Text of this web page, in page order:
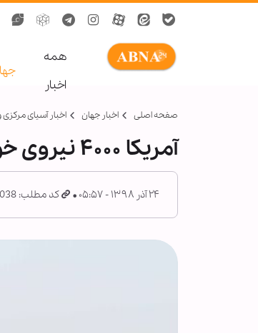
همه
اخبار
صفحه اصلی اخبار جهان اخبار آسیای مرکزی
آمریکا ۴۰۰۰ نیروی خود را از افغانستان خارج می‌کند
۲۴ آذر ۱۳۹۸ - ۰۵:۵۷ کد مطلب: 762038